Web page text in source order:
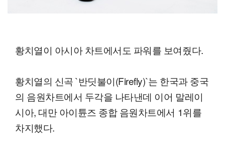
황치열이 아시아 차트에서도 파워를 보여줬다.
황치열의 신곡 `반딧불이(Firefly)`는 한국과 중국
의 음원차트에서 두각을 나타낸데 이어 말레이
시아, 대만 아이튠즈 종합 음원차트에서 1위를
차지했다.